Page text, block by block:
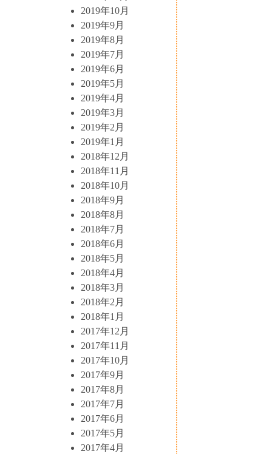
2019年10月
2019年9月
2019年8月
2019年7月
2019年6月
2019年5月
2019年4月
2019年3月
2019年2月
2019年1月
2018年12月
2018年11月
2018年10月
2018年9月
2018年8月
2018年7月
2018年6月
2018年5月
2018年4月
2018年3月
2018年2月
2018年1月
2017年12月
2017年11月
2017年10月
2017年9月
2017年8月
2017年7月
2017年6月
2017年5月
2017年4月